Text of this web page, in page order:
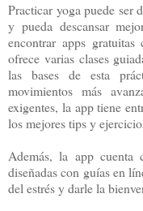
Practicar yoga puede ser
y pueda descansar
encontrar apps gratuitas
ofrece varias clases
las bases de esta
movimientos más
exigentes, la app tiene
los mejores tips y
Además, la app cuenta
diseñadas con guías en
del estrés y darle la